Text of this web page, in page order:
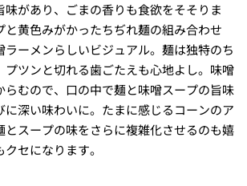
味があり、ごまの香りも食欲をそそりま
と黄色みがかったちぢれ麺の組み合わせ
ラーメンらしいビジュアル。麺は独特のち
プツンと切れる歯ごたえも心地よし。味噌
らむので、口の中で麺と味噌スープの旨味
に深い味わいに。たまに感じるコーンのア
とスープの味をさらに複雑化させるのも嬉
セになります。